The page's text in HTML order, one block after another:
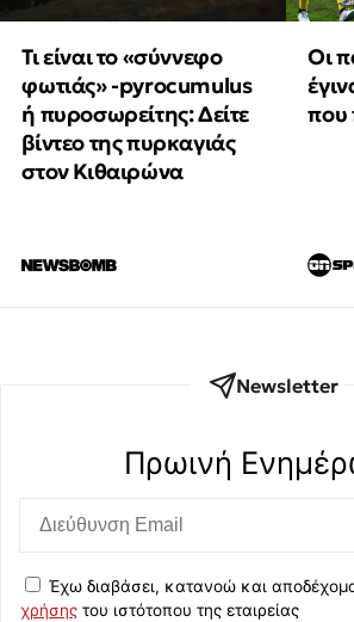
Τι είναι το «σύννεφο
φωτιάς» -pyrocumulus
ή πυροσωρείτης: Δείτε
βίντεο της πυρκαγιάς
στον Κιθαιρώνα
Οι
που
Newsletter
Πρωινή
Έχω διαβάσει, κατανοώ και
χρήσης του ιστότοπου της εταιρείας